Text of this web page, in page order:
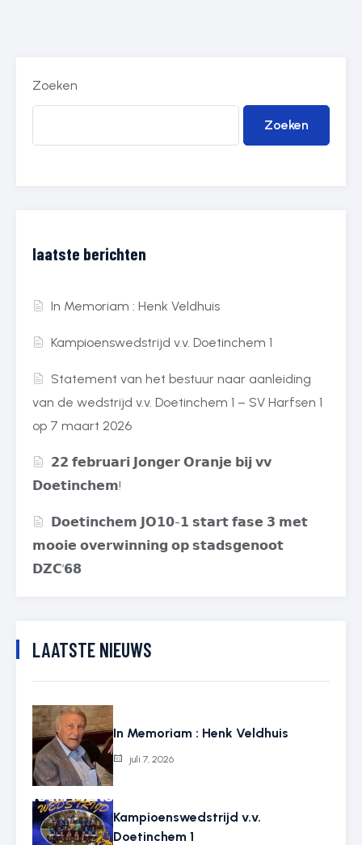
Zoeken
Zoeken
laatste berichten
In Memoriam : Henk Veldhuis
Kampioenswedstrijd v.v. Doetinchem 1
Statement van het bestuur naar aanleiding
van de wedstrijd v.v. Doetinchem 1 – SV Harfsen 1
op 7 maart 2026
𝟮𝟮 𝗳𝗲𝗯𝗿𝘂𝗮𝗿𝗶 𝗝𝗼𝗻𝗴𝗲𝗿 𝗢𝗿𝗮𝗻𝗷𝗲 𝗯𝗶𝗷 𝘃𝘃
𝗗𝗼𝗲𝘁𝗶𝗻𝗰𝗵𝗲𝗺!
𝗗𝗼𝗲𝘁𝗶𝗻𝗰𝗵𝗲𝗺 𝗝𝗢𝟭𝟬-𝟭 𝘀𝘁𝗮𝗿𝘁 𝗳𝗮𝘀𝗲 𝟯 𝗺𝗲𝘁
𝗺𝗼𝗼𝗶𝗲 𝗼𝘃𝗲𝗿𝘄𝗶𝗻𝗻𝗶𝗻𝗴 𝗼𝗽 𝘀𝘁𝗮𝗱𝘀𝗴𝗲𝗻𝗼𝗼𝘁
𝗗𝗭𝗖’𝟲𝟴
LAATSTE NIEUWS
In Memoriam : Henk Veldhuis
juli 7, 2026
Kampioenswedstrijd v.v.
Doetinchem 1